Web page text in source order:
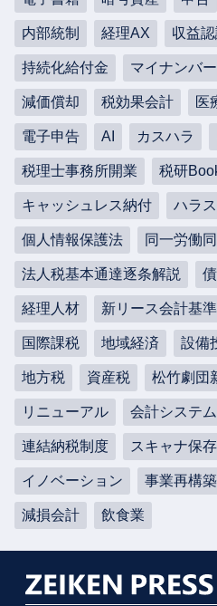
内部統制 経理AX 収益
持続化給付金 マイナンバー
減価償却 税効果会計 医
電子申告 AI カスハラ
税理士事務所開業 税研
キャッシュレス納付 ハラ
個人情報保護法 同一労働
法人税基本通達逐条解説
経理人材 新リース会計基準
国際課税 地域経済 設備
地方税 資産税 松竹劇団
リニューアル 会計システム
連結納税制度 スキャナ保
イノベーション 事業再構
減損会計 飲食業